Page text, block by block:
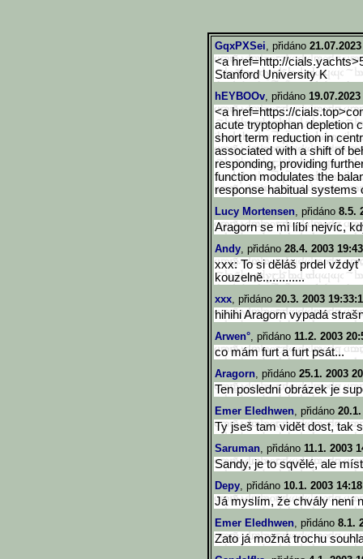
GqxPXSei, přidáno
<a href=http://
Stanford University K
hEYBOOv, přidáno
<a href=https://
acute tryptophan depletion
short term reduction in
associated with a shift of
responding, providing
function modulates the
response habitual systems
Lucy Mortensen, přidáno 8.5.
Aragorn se mi líbí nejvíc,
Andy, přidáno 28.4. 2003
xxx: To si děláš prdel
kouzelně.............
xxx, přidáno 20.3. 2003
hihihi Aragorn vypadá
Arwen°, přidáno 11.2. 2003
co mám furt a furt psát...
Aragorn, přidáno 25.1. 2003
Ten poslední obrázek je
Emer Eledhwen, přidáno
Ty jseš tam vidět dost, tak
Saruman, přidáno 11.1. 2003
Sandy, je to sqvělé, ale
Depy, přidáno 10.1. 2003
Já myslím, že chvály není
Emer Eledhwen, přidáno 8.1.
Zato já možná trochu